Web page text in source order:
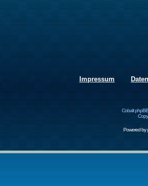
Impressum
Cobalt
Powered by